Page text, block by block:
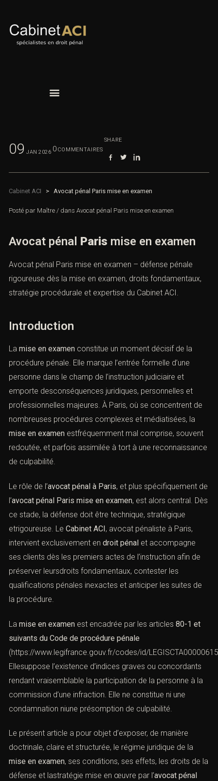
09 JAN 2026 0 COMMENTAIRES
SHARE
Cabinet ACI > Avocat pénal Paris mise en examen
Posté par Maître / dans Avocat pénal Paris mise en examen
Avocat pénal Paris mise en examen
Avocat pénal Paris mise en examen – défense pénale
rigoureuse dès la mise en examen, droits fondamentaux,
stratégie procédurale et expertise du Cabinet ACI.
Introduction
La mise en examen constitue un moment décisif de la
procédure pénale. Elle marque l’entrée formelle d’une
personne dans le champ de l’instruction judiciaire et
emporte desconséquences juridiques, personnelles et
professionnelles majeures. À Paris, où se concentrent
de nombreuses procédures complexes et médiatisées,
lamise en examenestfréquemment mal comprise,
souvent redoutée, et parfois assimilée à tort à une
reconnaissance de culpabilité.
Le rôle de l’avocat pénal à Paris , et plus spécifiquement
de l’avocat pénal Paris mise en examen, est alors
central. Dès ce stade, la défense doit être technique,
stratégique etrigoureuse. Le Cabinet ACI, avocat
pénaliste à Paris, intervient exclusivement endroit pénal
et accompagne ses clients dès les premiers actes de
l’instruction afin de préserver leursdroits fondamentaux,
contester les qualifications pénales inexactes et
anticiper les suites de la procédure.
La mise en examen est encadrée par les articles 80-1 et
suivants du Code de procédure pénale
(https://www.legifrance.gouv.fr/codes/id/
Ellesuppose l’existence d’indices graves ou concordants
rendant vraisemblable la participation de la personne à
la commission d’une infraction. Elle ne constitue ni une
condamnation niune présomption de culpabilité.
Le présent article a pour objet d’exposer, de manière
doctrinale, claire et structurée, le régime juridique de la
mise en examen , ses conditions, ses effets, les droits de
la défense et lastratégie mise en œuvre par l’avocat